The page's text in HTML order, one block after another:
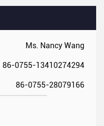
Ms. Nancy Wang
86-0755-13410274294
86-0755-28079166